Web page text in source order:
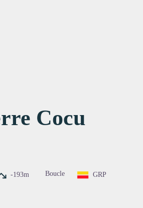
Cocu
-193m Boucle
GRP